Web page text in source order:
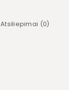
Atsiliepimai (0)